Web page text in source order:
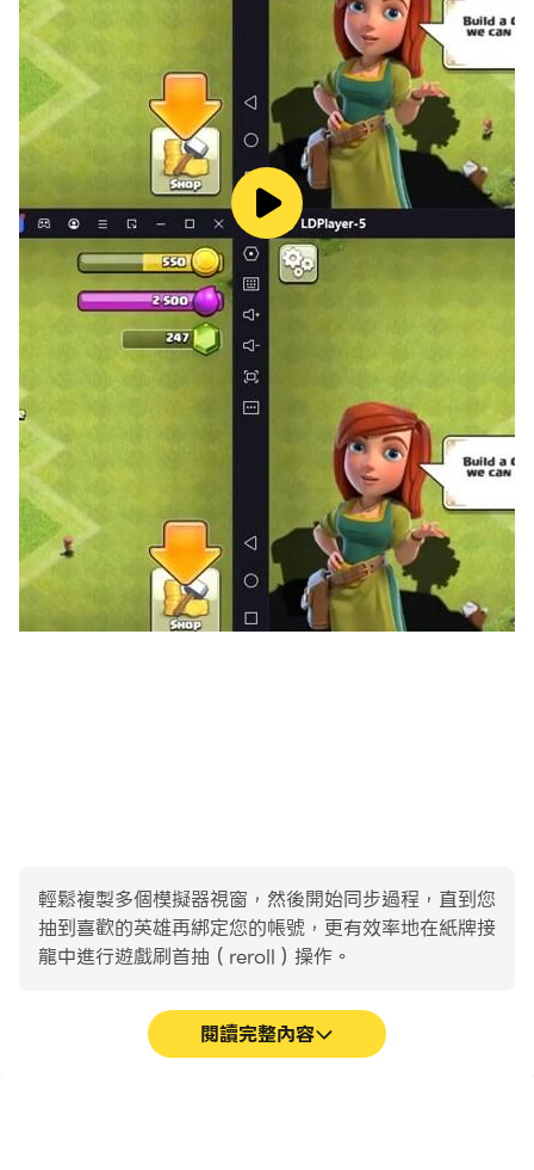
輕鬆複製多個模擬器視窗，然後開始同步過程，直到您
抽到喜歡的英雄再綁定您的帳號，更有效率地在紙牌接
龍中進行遊戲刷首抽（reroll）操作。
閱讀完整內容